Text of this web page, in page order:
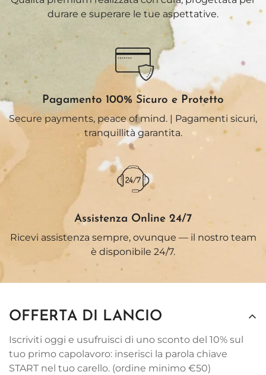
durare e superare le tue aspettative.
Pagamento 100% Sicuro e Protetto
Secure payments, peace of mind. | Pagamenti sicuri,
tranquillità garantita.
Assistenza Online 24/7
Ricevi assistenza sempre, ovunque — il nostro team
è disponibile 24/7.
OFFERTA DI LANCIO
Iscriviti oggi e usufruisci di uno sconto del 10% sul
tuo primo capolavoro: inserisci la parola chiave
START nel tuo carello. (ordine minimo €50)